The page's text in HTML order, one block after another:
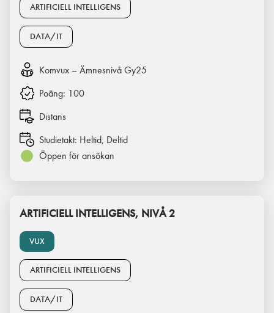
ARTIFICIELL INTELLIGENS
DATA/IT
Komvux – Ämnesnivå Gy25
Poäng: 100
Distans
Studietakt: Heltid, Deltid
Öppen för ansökan
VUX
ARTIFICIELL INTELLIGENS, NIVÅ 2
ARTIFICIELL INTELLIGENS
DATA/IT